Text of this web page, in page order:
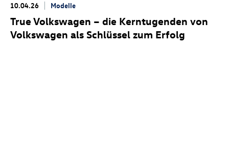
10.04.26 Modelle
True Volkswagen – die Kerntugenden von
Volkswagen als Schlüssel zum Erfolg